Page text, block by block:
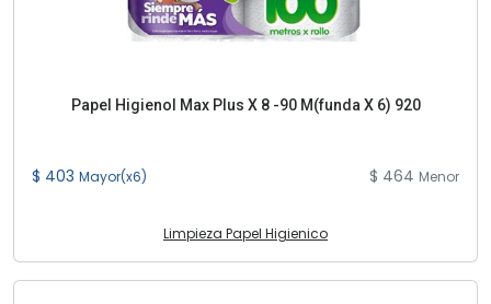
Papel Higienol Max Plus X 8 -90 M(funda X 6) 920
$ 403 Mayor(x6) $ 464 Menor
Limpieza Papel Higienico